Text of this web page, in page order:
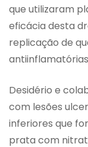
que utilizaram
eficácia desta
replicação de
Desidério e
com lesões
inferiores que
prata com